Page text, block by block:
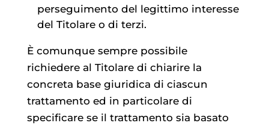
perseguimento del legittimo interesse
del Titolare o di terzi.
È comunque sempre possibile
richiedere al Titolare di chiarire la
concreta base giuridica di ciascun
trattamento ed in particolare di
specificare se il trattamento sia basato